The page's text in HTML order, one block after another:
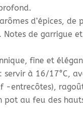
d’épices, de
Notes de garrigue
fine et
servir à 16/17°C,
entrecôtes),
pot au feu des